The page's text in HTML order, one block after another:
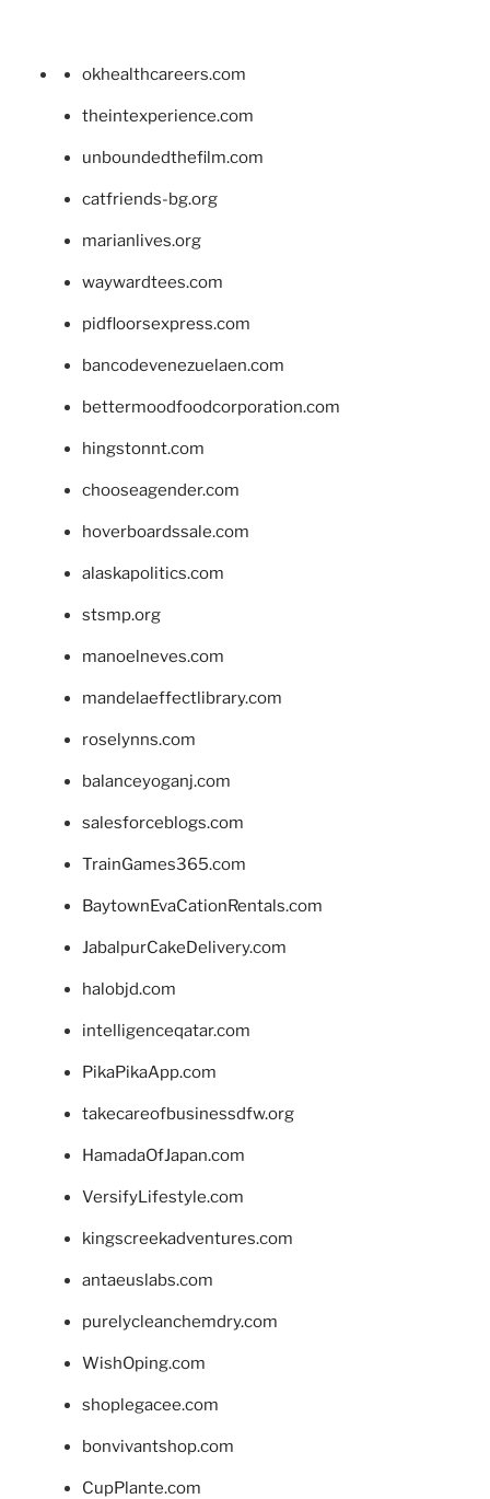
okhealthcareers.com
theintexperience.com
unboundedthefilm.com
catfriends-bg.org
marianlives.org
waywardtees.com
pidfloorsexpress.com
bancodevenezuelaen.com
bettermoodfoodcorporation.com
hingstonnt.com
chooseagender.com
hoverboardssale.com
alaskapolitics.com
stsmp.org
manoelneves.com
mandelaeffectlibrary.com
roselynns.com
balanceyoganj.com
salesforceblogs.com
TrainGames365.com
BaytownEvaCationRentals.com
JabalpurCakeDelivery.com
halobjd.com
intelligenceqatar.com
PikaPikaApp.com
takecareofbusinessdfw.org
HamadaOfJapan.com
VersifyLifestyle.com
kingscreekadventures.com
antaeuslabs.com
purelycleanchemdry.com
WishOping.com
shoplegacee.com
bonvivantshop.com
CupPlante.com